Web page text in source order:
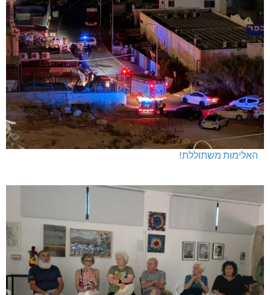
האלימות משתוללת!